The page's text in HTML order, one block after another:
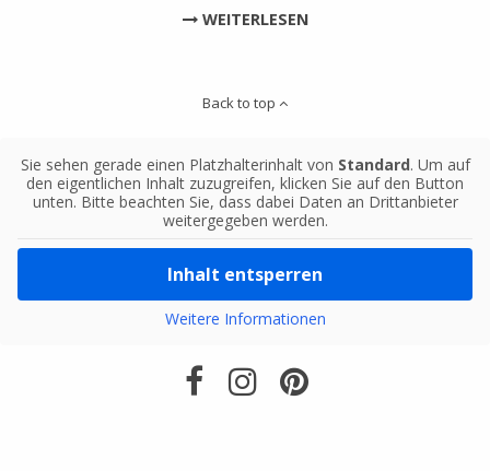
WEITERLESEN
Back to top
Sie sehen gerade einen Platzhalterinhalt von Standard. Um auf
den eigentlichen Inhalt zuzugreifen, klicken Sie auf den Button
unten. Bitte beachten Sie, dass dabei Daten an Drittanbieter
weitergegeben werden.
Inhalt entsperren
Weitere Informationen